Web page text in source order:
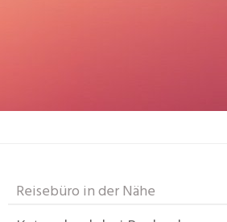
Reisebüro in der Nähe